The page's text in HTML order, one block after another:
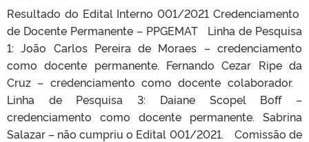
Resultado do Edital Interno 001/2021 Credenciamento
de Docente Permanente – PPGEMAT Linha de Pesquisa
1: João Carlos Pereira de Moraes – credenciamento
como docente permanente. Fernando Cezar Ripe da
Cruz – credenciamento como docente colaborador.
Linha de Pesquisa 3: Daiane Scopel Boff –
credenciamento como docente permanente. Sabrina
Salazar – não cumpriu o Edital 001/2021. Comissão de